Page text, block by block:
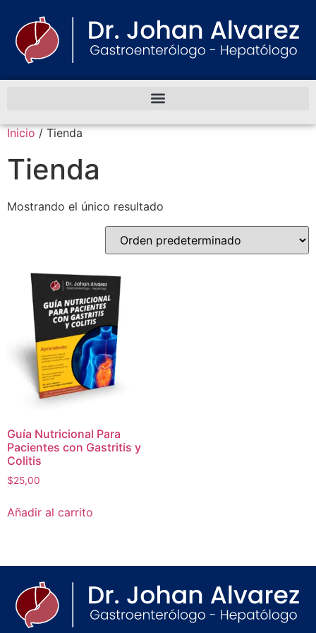
Inicio/ Tienda
Tienda
Mostrando el único resultado
Guía Nutricional Para
Pacientes con Gastritis y
Colitis
$25,00
Añadir al carrito